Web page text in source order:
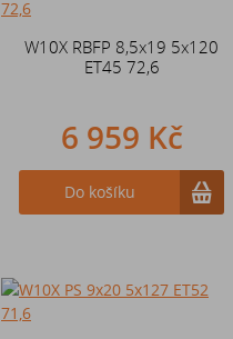
W10X RBFP 8,5x19 5x120
ET45 72,6
6 959 Kč
Do košíku